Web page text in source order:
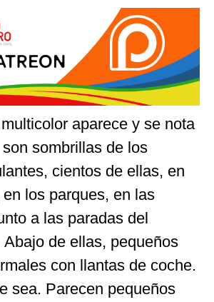
aparece y se nota
sombrillas de los
cientos de ellas, en
los parques, en las
a las paradas del
Abajo de ellas, pequeños
con llantas de coche.
sea. Parecen pequeños